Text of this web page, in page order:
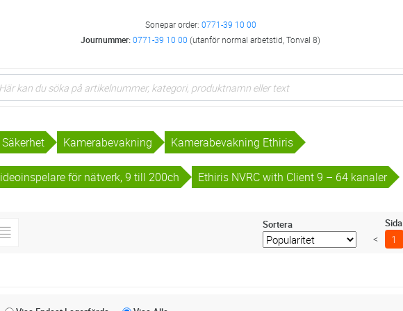
Sonepar order: 0771-39 10 00
Journummer:0771-39 10 00 (utanför normal arbetstid, Tonval 8)
Säkerhet Kamerabevakning Kamerabevakning Ethiris
för nätverk, 9 till 200ch Ethiris NVRC with Client 9 – 64 kanaler
Sortera Sida
< 1